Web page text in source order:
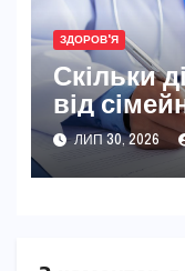
ЗДОРОВ'Я
Скільки
від
ЛИП 30, 2026